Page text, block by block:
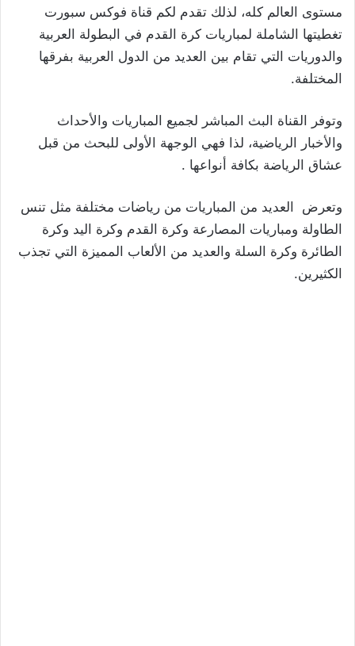
مستوى العالم كله، لذلك تقدم لكم قناة فوكس سبورت
تغطيتها الشاملة لمباريات كرة القدم في البطولة العربية
والدوريات التي تقام بين العديد من الدول العربية بفرقها
المختلفة.
وتوفر القناة البث المباشر لجميع المباريات والأحداث
والأخبار الرياضية، لذا فهي الوجهة الأولى للبحث من قبل
عشاق الرياضة بكافة أنواعها .
وتعرض العديد من المباريات من رياضات مختلفة مثل تنس
الطاولة ومباريات المصارعة وكرة القدم وكرة اليد وكرة
الطائرة وكرة السلة والعديد من الألعاب المميزة التي تجذب
الكثيرين.